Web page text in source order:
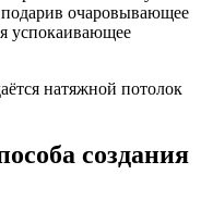
очаровывающее
успокаивающее
натяжной потолок
создания